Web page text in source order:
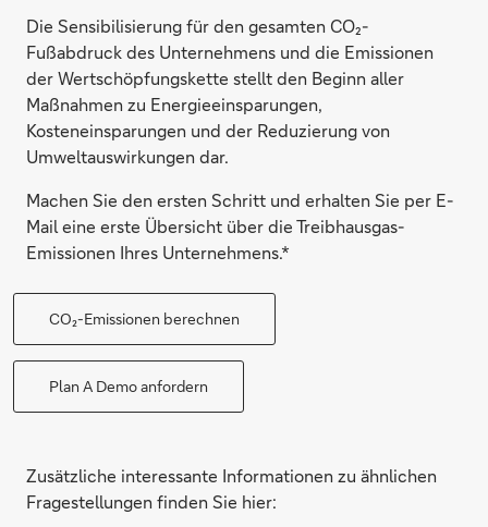
Die Sensibilisierung für den gesamten CO₂-
Fußabdruck des Unternehmens und die Emissionen
der Wertschöpfungskette stellt den Beginn aller
Maßnahmen zu Energieeinsparungen,
Kosteneinsparungen und der Reduzierung von
Umweltauswirkungen dar.
Machen Sie den ersten Schritt und erhalten Sie per E-
Mail eine erste Übersicht über die Treibhausgas-
Emissionen Ihres Unternehmens.*
CO₂-Emissionen berechnen
Plan A Demo anfordern
Zusätzliche interessante Informationen zu ähnlichen
Fragestellungen finden Sie hier: